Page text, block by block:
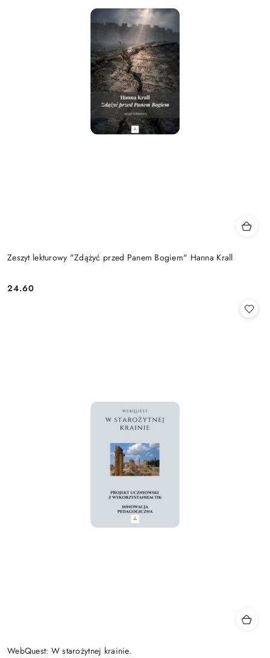
Zeszyt lekturowy "Zdążyć przed Panem Bogiem" Hanna Krall
Cena:
24.60
WebQuest: W starożytnej krainie.